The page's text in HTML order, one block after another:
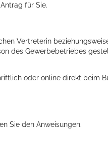
für Sie.
Vertreterin
des Gewerbebetriebes
oder online direkt beim
Sie den Anweisungen.